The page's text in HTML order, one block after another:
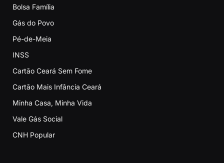
Bolsa Família
Gás do Povo
Pé-de-Meia
INSS
Cartão Ceará Sem Fome
Cartão Mais Infância Ceará
Minha Casa, Minha Vida
Vale Gás Social
CNH Popular